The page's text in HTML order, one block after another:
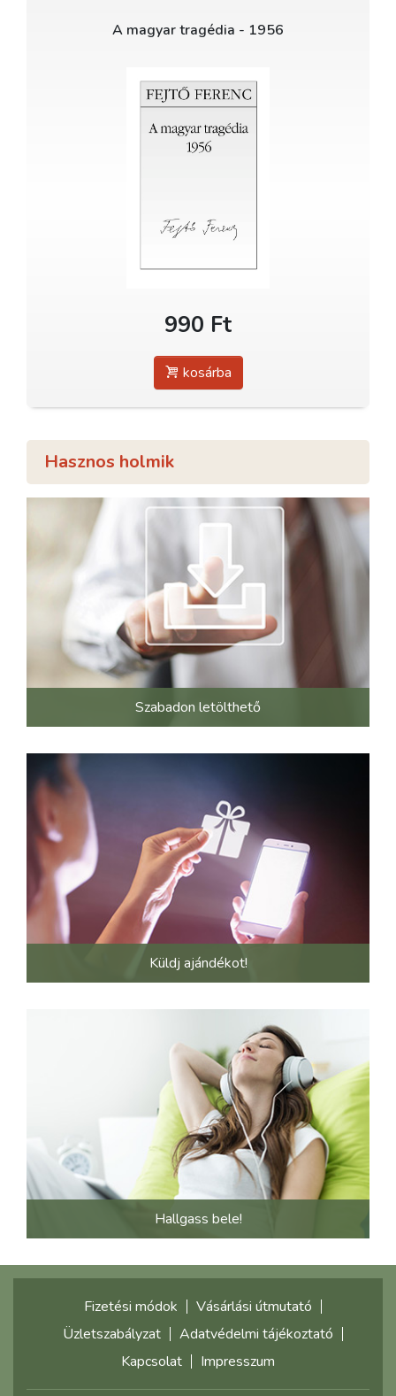
A magyar tragédia - 1956
990 Ft
kosárba
Hasznos holmik
Szabadon letölthető
Küldj ajándékot!
Hallgass bele!
Fizetési módok
Vásárlási útmutató
Üzletszabályzat
Adatvédelmi tájékoztató
Kapcsolat
Impresszum